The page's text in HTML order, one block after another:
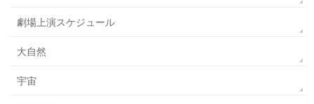
劇場上演スケジュール
大自然
宇宙